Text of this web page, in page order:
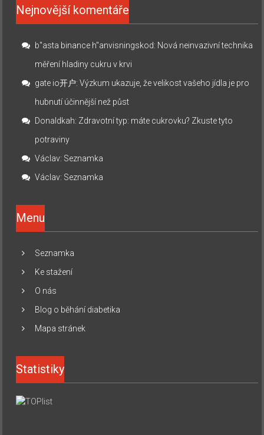
Nejnovější komentáře
b"asta binance h"anvisningskod: Nová neinvazivní technika
měření hladiny cukru v krvi
gate io开户:Výzkum ukazuje, že velikost vašeho jídla je pro
hubnutí účinnější než půst
Donaldkah: Zdravotní typ: máte cukrovku? Zkuste tyto
potraviny
Václav: Seznamka
Václav: Seznamka
Menu
Seznamka
Ke stažení
O nás
Blog o běhání diabetika
Mapa stránek
Statistiky